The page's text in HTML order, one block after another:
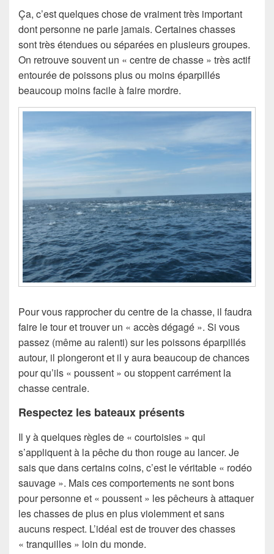
Ça, c’est quelques chose de vraiment très important
dont personne ne parle jamais. Certaines chasses
sont très étendues ou séparées en plusieurs groupes.
On retrouve souvent un « centre de chasse » très actif
entourée de poissons plus ou moins éparpillés
beaucoup moins facile à faire mordre.
Pour vous rapprocher du centre de la chasse, il faudra
faire le tour et trouver un « accès dégagé ». Si vous
passez (même au ralenti) sur les poissons éparpillés
autour, il plongeront et il y aura beaucoup de chances
pour qu’ils « poussent » ou stoppent carrément la
chasse centrale.
Respectez les bateaux présents
Il y à quelques règles de « courtoisies » qui
s’appliquent à la pêche du thon rouge au lancer. Je
sais que dans certains coins, c’est le véritable « rodéo
sauvage ». Mais ces comportements ne sont bons
pour personne et « poussent » les pêcheurs à attaquer
les chasses de plus en plus violemment et sans
aucuns respect. L’idéal est de trouver des chasses
« tranquilles » loin du monde.